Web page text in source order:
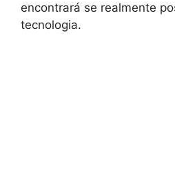
encontrará se realmente
tecnologia.